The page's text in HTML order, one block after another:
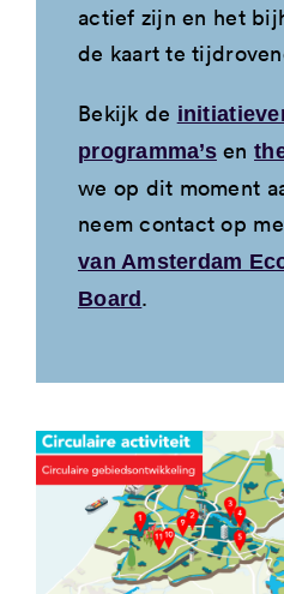
actief zijn en het
de kaart te
Bekijk de
programma’sen
we op dit moment
neem contact op
van Amsterdam
Board.